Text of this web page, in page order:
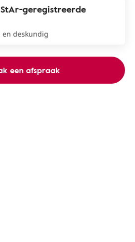
geregistreerde
deskundig
een afspraak